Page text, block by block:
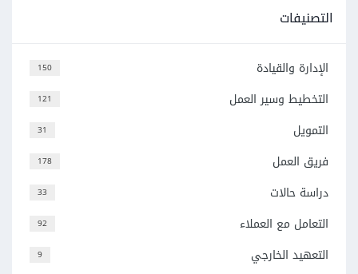
التصنيفات
150 الإدارة والقيادة
121 التخطيط وسير العمل
31 التمويل
178 فريق العمل
33 دراسة حالات
92 التعامل مع العملاء
9 التعهيد الخارجي